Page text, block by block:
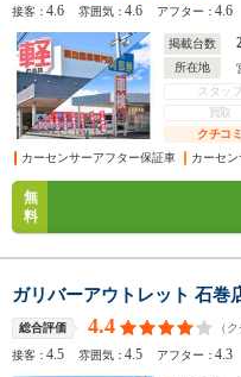
接客：4.6 雰囲気：4.6 アフター：4.6
掲載台数
所在地
スタッフ
買取
クチコミ
カーセンサーアフター保証車
カーセ
無
料
ガリバーアウトレット 石巻
総合評価 4.4 （
接客：4.5 雰囲気：4.5 アフター：4.3